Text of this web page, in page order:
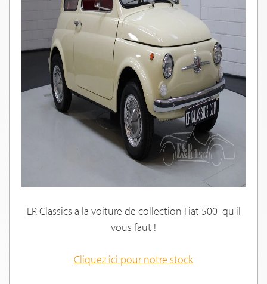
ER Classics a la voiture de collection Fiat 500 qu'il
vous faut !
Cliquez ici pour notre stock